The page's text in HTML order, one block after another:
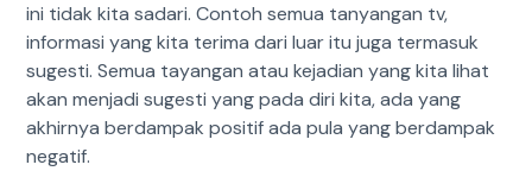
ini tidak kita sadari. Contoh semua tanyangan tv,
informasi yang kita terima dari luar itu juga termasuk
sugesti. Semua tayangan atau kejadian yang kita lihat
akan menjadi sugesti yang pada diri kita, ada yang
akhirnya berdampak positif ada pula yang berdampak
negatif.